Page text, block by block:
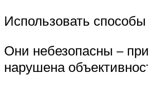
Использовать
Они небезопасны –
нарушена